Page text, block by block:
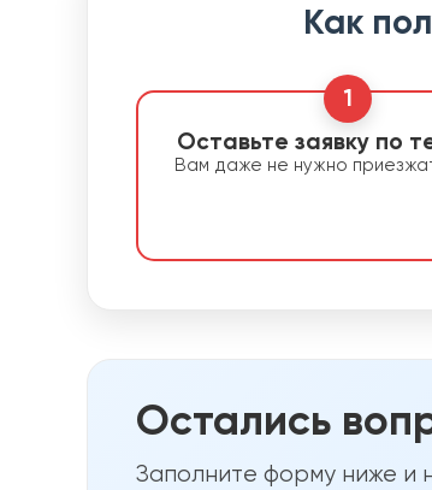
Как
1
Оставьте заявку по
Вам даже не нужно
Остались
Заполните форму ниже и